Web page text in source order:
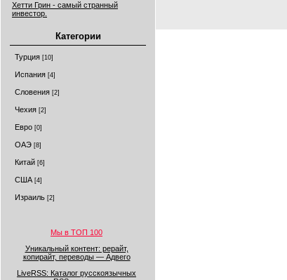
Хетти Грин - самый странный
инвестор.
Категории
Турция [10]
Испания [4]
Словения [2]
Чехия [2]
Евро [0]
ОАЭ [8]
Китай [6]
США [4]
Израиль [2]
Мы в ТОП 100
Уникальный контент: рерайт,
копирайт, переводы — Адвего
LiveRSS: Каталог русскоязычных